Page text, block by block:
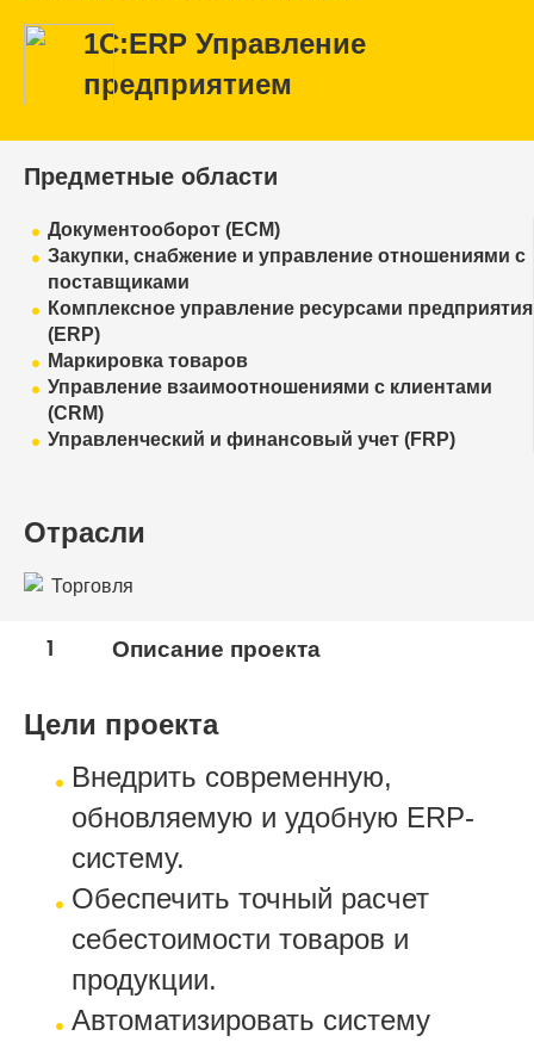
1С:ERP Управление
предприятием
Предметные области
Документооборот (ECM)
Закупки, снабжение и управление отношениями с
поставщиками
Комплексное управление ресурсами предприятия
(ERP)
Маркировка товаров
Управление взаимоотношениями с клиентами
(CRM)
Управленческий и финансовый учет (FRP)
Отрасли
Торговля
1 Описание проекта
Цели проекта
Внедрить современную,
обновляемую и удобную ERP-
систему.
Обеспечить точный расчет
себестоимости товаров и
продукции.
Автоматизировать систему